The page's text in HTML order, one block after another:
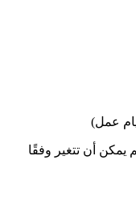
يمكن أن تتغير وفقًا